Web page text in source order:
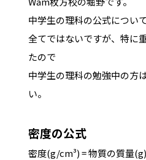
中学生の理科の公式につい
全てではないですが、特に
たので
中学生の理科の勉強中の方
い。
密度の公式
密度(g/cm³)=物質の質量(g